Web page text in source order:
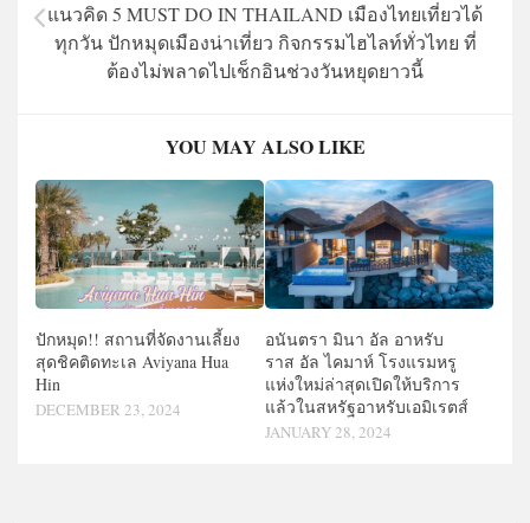
แนวคิด 5 MUST DO IN THAILAND เมืองไทยเที่ยวได้
ทุกวัน ปักหมุดเมืองน่าเที่ยว กิจกรรมไฮไลท์ทั่วไทย ที่
ต้องไม่พลาดไปเช็กอินช่วงวันหยุดยาวนี้
YOU MAY ALSO LIKE
ปักหมุด!! สถานที่จัดงานเลี้ยง
สุดชิคติดทะเล Aviyana Hua
Hin
DECEMBER 23, 2024
อนันตรา มินา อัล อาหรับ
ราส อัล ไคมาห์​ โรงแรมหรู
แห่งใหม่ล่าสุดเปิดให้บริการ
แล้วในสหรัฐอาหรับเอมิเรตส์
JANUARY 28, 2024